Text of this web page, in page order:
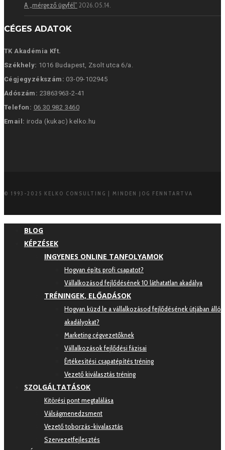
A „mérgező ügyfél” 2026.05.14.
CÉGES ADATOK
TK Akadémia Kft.
Székhely: 1016 Budapest, Zsolt utca 6/a.
Cégjegyzékszám: 03-09-102945
Adószám: 23863963-2-41
Telefon: 06 30 982 3460
Email: iroda (kukac) kelko.hu
© 1993-2025 KELKO CONSULTING | MINDEN JOG FENNTARTVA
BLOG
KÉPZÉSEK
INGYENES ONLINE TANFOLYAMOK
Hogyan építs profi csapatot?
Vállalkozásod fejlődésének 10 láthatatlan akadálya
TRÉNINGEK, ELŐADÁSOK
Hogyan küzd le a vállalkozásod fejlődésének útjában álló
akadályokat?
Marketing cégvezetőknek
Vállalkozások fejlődési fázisai
Értékesítési csapatépítés tréning
Vezető kiválasztás tréning
SZOLGÁLTATÁSOK
Kitörési pont megtalálása
Válságmenedzsment
Vezető toborzás-kivalasztás
Szervezetfejlesztés